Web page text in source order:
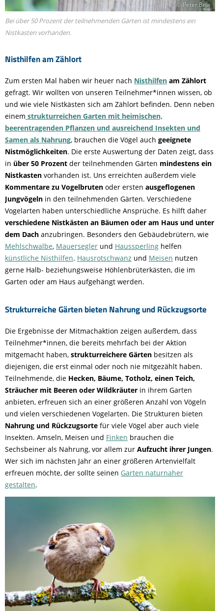
Nisthilfen am Zählort
© Peter Bria
Bei über 50 Prozent der teilnehmenden Gärten ist mindestens ein
Nistkasten vorhanden.
Zum ersten Mal haben wir heuer nach Nisthilfen am Zählort
gefragt. Wir wollten von unseren Teilnehmer*innen wissen, ob
und wie viele Nistkästen sich am Zählort befinden. Denn neben
einem strukturreichen Garten mit heimischen,
beerentragenden Pflanzen und ausreichend Insekten und
Samen als Nahrung, brauchen die Vögel auch geeignete
Nistmöglichkeiten. Die erste Auswertung der Daten zeigt, dass
in über 50 Prozent der teilnehmenden Gärten mindestens ein
Nistkasten vorhanden ist. Uns erreichten außerdem viele
Kommentare zu Vogelbruten oder ersten ausgeflogenen
Jungvögeln in den teilnehmenden Gärten. Verschiedene
Vogelarten haben unterschiedliche Ansprüche. Es hilft daher
verschiedene Nistkästen an Bäumen oder am Haus und unter
dem Dach anzubringen. Besonders den Gebäudebrütern, wie
Mehlschwalbe, Mauersegler und Haussperling helfen
künstliche Nisthilfen. Hausrotschwanz und Meisen nutzen
gerne Halb- beziehungsweise Höhlenbrüterkästen, die im
Garten oder am Haus aufgehängt werden.
Strukturreiche Gärten bieten Nahrung und Rückzugsorte
Die Ergebnisse der Mitmachaktion zeigen außerdem, dass
Teilnehmer*innen, die bereits mehrfach bei der Aktion
mitgemacht haben, strukturreichere Gärten besitzen als
diejenigen, die erst einmal oder noch nie mitgezählt haben.
Teilnehmende, die Hecken, Bäume, Totholz, einen Teich,
Sträucher mit Beeren oder Wildkräuter in ihrem Garten
anbieten, erfreuen sich an einer größeren Anzahl von Vögeln
und vielen verschiedenen Vogelarten. Die Strukturen bieten
Nahrung und Rückzugsorte für viele Vögel aber auch viele
Insekten. Amseln, Meisen und Finken brauchen die
Sechsbeiner als Nahrung, vor allem zur Aufzucht ihrer Jungen.
Wer sich im nächsten Jahr an einer größeren Artenvielfalt
erfreuen möchte, der sollte seinen Garten naturnaher
gestalten.